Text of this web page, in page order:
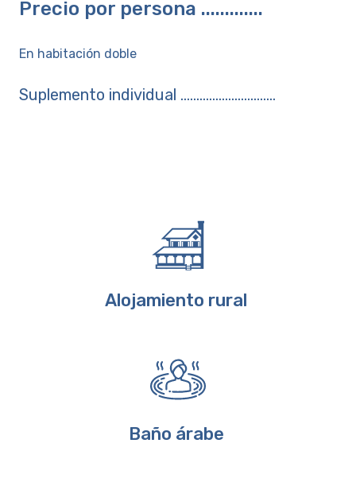
Precio por persona .............
En habitación doble
Suplemento individual ..............................
Alojamiento rural
Baño árabe